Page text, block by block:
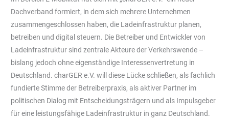
Dachverband formiert, in dem sich mehrere Unternehmen
zusammengeschlossen haben, die Ladeinfrastruktur planen,
betreiben und digital steuern. Die Betreiber und Entwickler von
Ladeinfrastruktur sind zentrale Akteure der Verkehrswende –
bislang jedoch ohne eigenständige Interessenvertretung in
Deutschland. charGER e.V. will diese Lücke schließen, als fachlich
fundierte Stimme der Betreiberpraxis, als aktiver Partner im
politischen Dialog mit Entscheidungsträgern und als Impulsgeber
für eine leistungsfähige Ladeinfrastruktur in ganz Deutschland.